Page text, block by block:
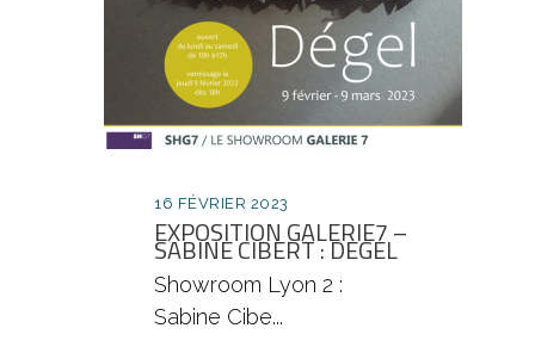
16 FÉVRIER 2023
EXPOSITION GALERIE7 –
SABINE CIBERT : DEGEL
Showroom Lyon 2 :
Sabine Cibe